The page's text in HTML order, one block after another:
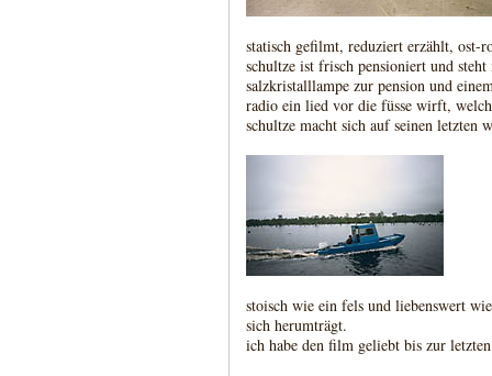
statisch gefilmt, reduziert erzählt, ost-
schultze ist frisch pensioniert und
salzkristalllampe zur pension und
radio ein lied vor die füsse wirft,
schultze macht sich auf seinen letzten
stoisch wie ein fels und liebenswert
sich herumträgt.
ich habe den film geliebt bis zur